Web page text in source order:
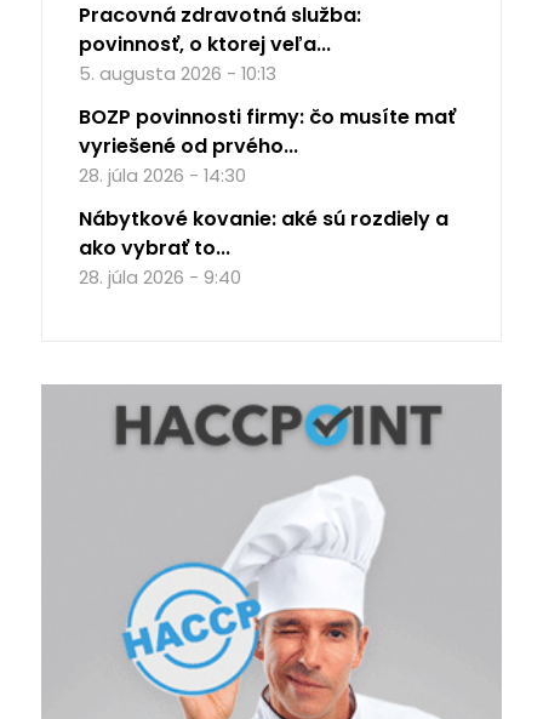
Pracovná zdravotná služba:
povinnosť, o ktorej veľa...
5. augusta 2026 - 10:13
BOZP povinnosti firmy: čo musíte mať
vyriešené od prvého...
28. júla 2026 - 14:30
Nábytkové kovanie: aké sú rozdiely a
ako vybrať to...
28. júla 2026 - 9:40